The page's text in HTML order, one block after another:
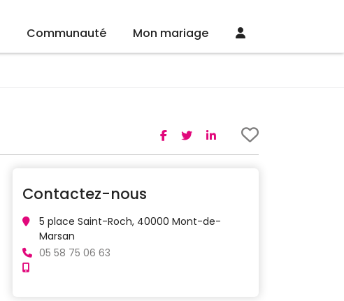
Communauté Mon mariage
Contactez-nous
5 place Saint-Roch, 40000 Mont-de-
Marsan
05 58 75 06 63